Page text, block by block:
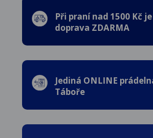
Při praní nad 1500 Kč je
doprava ZDARMA
Jediná ONLINE
Táboře